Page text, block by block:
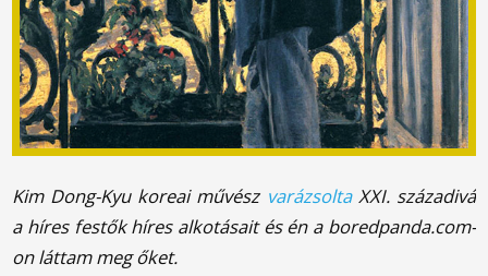
Kim Dong-Kyu koreai művész varázsoltaXXI. századivá
a híres festők híres alkotásait és én a boredpanda.com-
on láttam meg őket.